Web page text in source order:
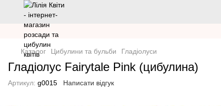
Каталог Цибулини та бульби Гладіолуси
Гладіолус Fairytale Pink (цибулина)
Артикул: g0015 Написати відгук